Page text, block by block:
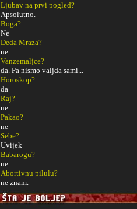
Ljubav na prvi pogled?
Apsolutno.
Boga?
Ne
Deda Mraza?
ne
Vanzemaljce?
da. Pa nismo valjda sami...
Horoskop?
da
Raj?
ne
Pakao?
ne
Sebe?
Uvijek
Babarogu?
ne
Abortivnu pilulu?
ne znam.